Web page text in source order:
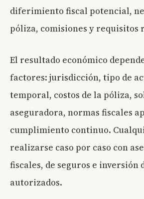
diferimiento fiscal potencial,
póliza, comisiones y requisitos
El resultado económico
factores: jurisdicción, tipo de
temporal, costos de la póliza,
aseguradora, normas fiscales
cumplimiento continuo.
realizarse caso por caso con
fiscales, de seguros e inversión
autorizados.